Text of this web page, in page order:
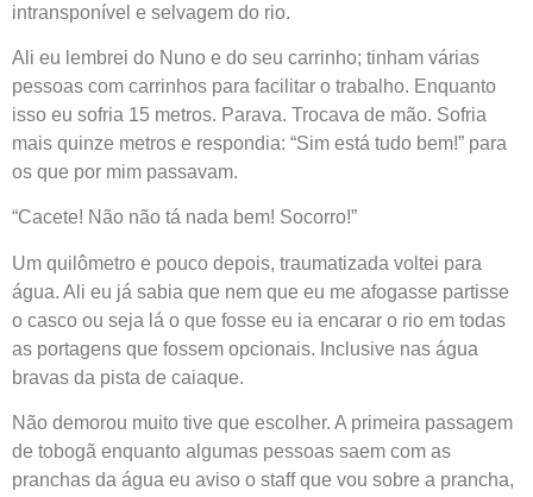
intransponível e selvagem do rio.
Ali eu lembrei do Nuno e do seu carrinho; tinham várias
pessoas com carrinhos para facilitar o trabalho. Enquanto
isso eu sofria 15 metros. Parava. Trocava de mão. Sofria
mais quinze metros e respondia: “Sim está tudo bem!” para
os que por mim passavam.
“Cacete! Não não tá nada bem! Socorro!”
Um quilômetro e pouco depois, traumatizada voltei para
água. Ali eu já sabia que nem que eu me afogasse partisse
o casco ou seja lá o que fosse eu ia encarar o rio em todas
as portagens que fossem opcionais. Inclusive nas água
bravas da pista de caiaque.
Não demorou muito tive que escolher. A primeira passagem
de tobogã enquanto algumas pessoas saem com as
pranchas da água eu aviso o staff que vou sobre a prancha,